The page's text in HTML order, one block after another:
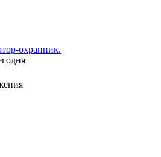
охранник.